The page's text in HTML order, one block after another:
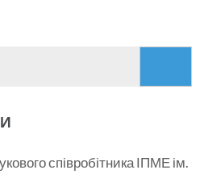
співробітника ІПМЕ ім.